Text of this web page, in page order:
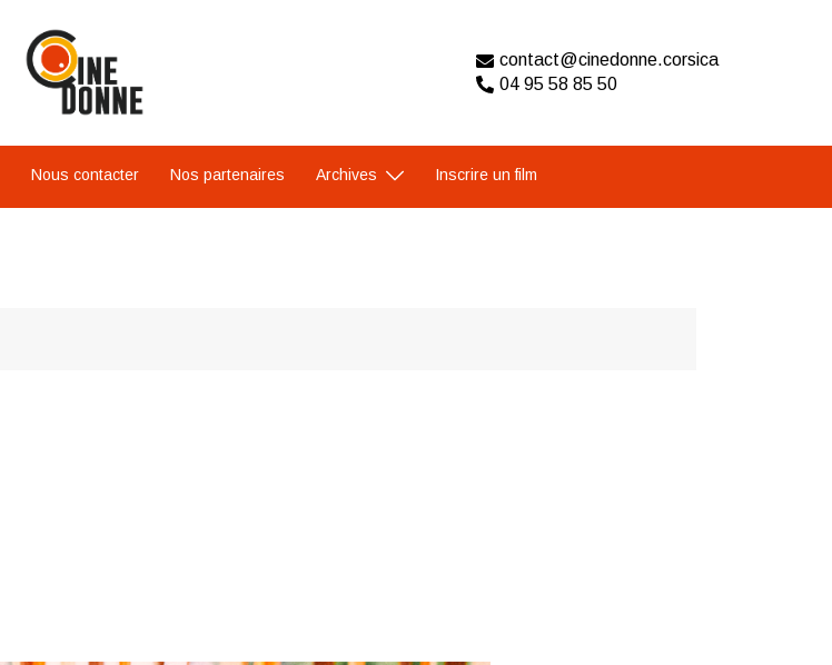
contact@cinedonne.corsica
04 95 58 85 50
Nous contacter Nos partenaires Archives Inscrire un film